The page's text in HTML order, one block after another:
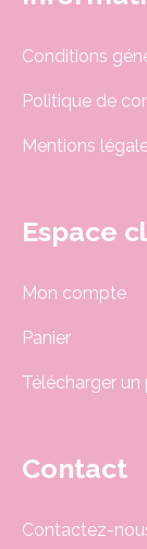
Conditions
Politique de
Mentions
Espace
Mon compte
Panier
Télécharger
Contact
Contactez-